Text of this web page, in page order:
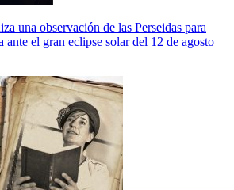
una observación de las Perseidas para
ante el gran eclipse solar del 12 de agosto